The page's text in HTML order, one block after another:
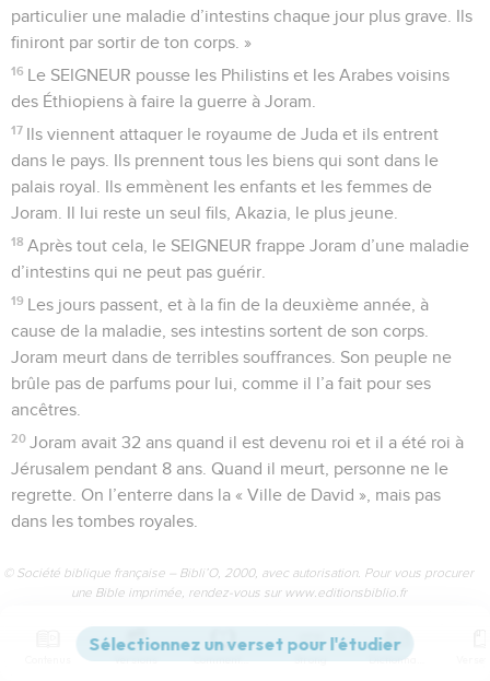
particulier une maladie d’intestins chaque jour plus grave. Ils
finiront par sortir de ton corps. »
16 Le SEIGNEUR pousse les Philistins et les Arabes voisins
des Éthiopiens à faire la guerre à Joram.
17 Ils viennent attaquer le royaume de Juda et ils entrent
dans le pays. Ils prennent tous les biens qui sont dans le
palais royal. Ils emmènent les enfants et les femmes de
Joram. Il lui reste un seul fils, Akazia, le plus jeune.
18 Après tout cela, le SEIGNEUR frappe Joram d’une maladie
d’intestins qui ne peut pas guérir.
19 Les jours passent, et à la fin de la deuxième année, à
cause de la maladie, ses intestins sortent de son corps.
Joram meurt dans de terribles souffrances. Son peuple ne
brûle pas de parfums pour lui, comme il l’a fait pour ses
ancêtres.
20 Joram avait 32 ans quand il est devenu roi et il a été roi à
Jérusalem pendant 8 ans. Quand il meurt, personne ne le
regrette. On l’enterre dans la « Ville de David », mais pas
dans les tombes royales.
© Société biblique française – Bibli’O, 2000, avec autorisation. Pour vous procurer
une Bible imprimée, rendez-vous sur www.editionsbiblio.fr
2 Chroniques 22
Versions Commentaires Strong